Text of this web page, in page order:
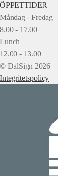
ÖPPETTIDER
Måndag - Fredag
8.00 - 17.00
Lunch
12.00 - 13.00
© DalSign 2026
Integritetspolicy